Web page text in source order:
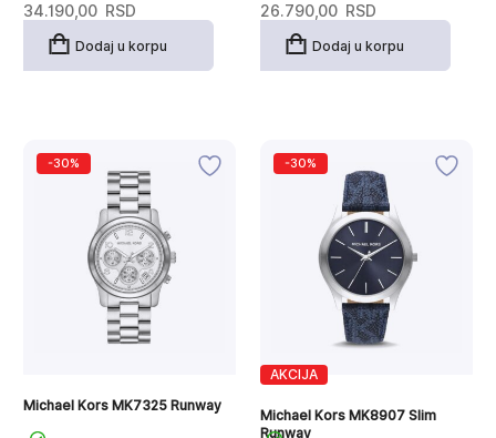
34.190,00 RSD
Dodaj u korpu
26.790,00 RSD
Dodaj u korpu
-30%
Michael Kors MK7325 Runway
-30%
AKCIJA
Michael Kors MK8907 Slim
Runway